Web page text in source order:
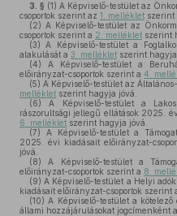
3. § (1) A Képviselő-testület az
csoportok szerint az 1. melléklet szerint
(2) A Képviselő-testület az
csoportok szerint a 2. melléklet szerint
(3) A Képviselő-testület a
alakulását a 3. melléklet szerint hagyja
(4) A Képviselő-testület a
előirányzat-csoportok szerint a 4.
(5) A Képviselő-testület az
melléklet szerint hagyja jóvá.
(6) A Képviselő-testület a
rászorultsági jellegű ellátások 2025.
6. melléklet szerint hagyja jóvá.
(7) A Képviselő-testület a
2025. évi kiadásait előirányzat-
jóvá.
(8) A Képviselő-testület a
előirányzat-csoportok szerint a 8.
(9) A Képviselő-testület a Helyi
kiadásait előirányzat-csoportok szerint
(10) A Képviselő-testület a
állami hozzájárulásokat jogcímenként a